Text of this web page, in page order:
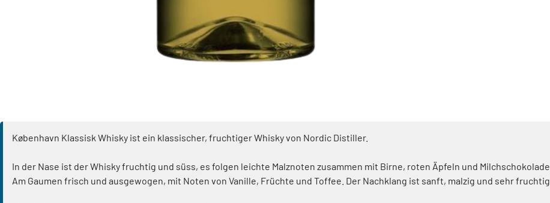
København Klassisk Whisky ist ein klassischer, fruchtiger Whisky von Nordic Distiller.
In der Nase ist der Whisky fruchtig und süss, es folgen leichte Malznoten zusammen mit Birne, roten Äpfeln und Milchschokolade.
Am Gaumen frisch und ausgewogen, mit Noten von Vanille, Früchte und Toffee. Der Nachklang ist sanft, malzig und sehr fruchtig.